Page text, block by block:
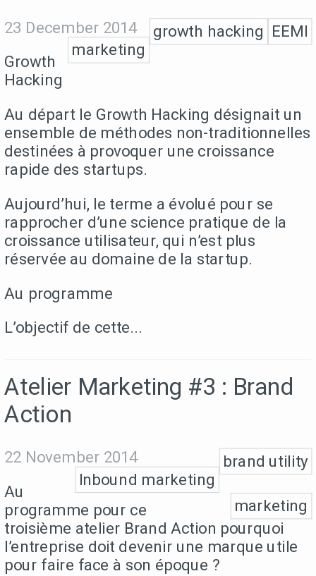
23 December 2014 EEMI
growth hacking
marketing
Growth
Hacking
Au départ le Growth Hacking désignait un
ensemble de méthodes non-traditionnelles
destinées à provoquer une croissance
rapide des startups.
Aujourd’hui, le terme a évolué pour se
rapprocher d’une science pratique de la
croissance utilisateur, qui n’est plus
réservée au domaine de la startup.
Au programme
L’objectif de cette...
Atelier Marketing #3 : Brand
Action
22 November 2014
brand utility
Inbound marketing
marketing
Au
programme pour ce
troisième atelier Brand Action pourquoi
l’entreprise doit devenir une marque utile
pour faire face à son époque ?